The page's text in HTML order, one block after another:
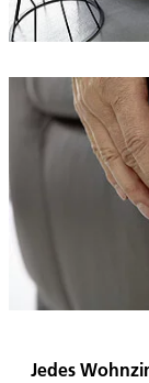
Jedes